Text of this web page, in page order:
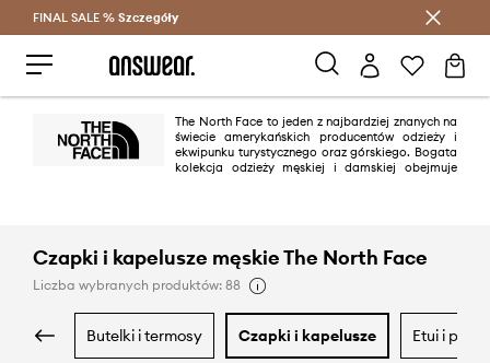
Oszczędzaj z Answear Club >
FINAL SALE % Szczegóły
The North Face to jeden z najbardziej znanych na
świecie amerykańskich producentów odzieży i
ekwipunku turystycznego oraz górskiego. Bogata
kolekcja odzieży męskiej i damskiej obejmuje
Czapki i kapelusze męskie The North Face
Liczba wybranych produktów: 88
butelki i termosy czapki i kapelusze etui i